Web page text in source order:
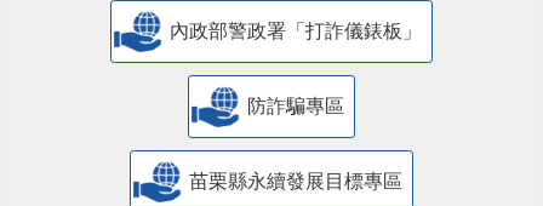
內政部警政署「打詐儀錶板」
防詐騙專區
苗栗縣永續發展目標專區